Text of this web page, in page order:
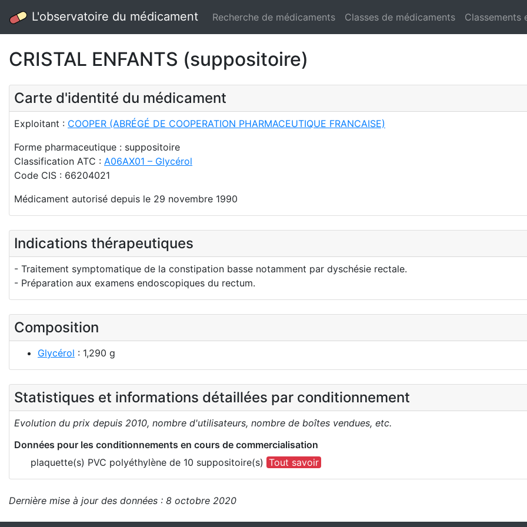
L'observatoire du médicament Recherche de médicaments Classes de médicaments Classements
CRISTAL ENFANTS (suppositoire)
Carte d'identité du médicament
Exploitant : COOPER (ABRÉGÉ DE COOPERATION PHARMACEUTIQUE FRANCAISE)
Forme pharmaceutique : suppositoire
Classification ATC : A06AX01 – Glycérol
Code CIS : 66204021
Médicament autorisé depuis le 29 novembre 1990
Indications thérapeutiques
- Traitement symptomatique de la constipation basse notamment par dyschésie rectale.
- Préparation aux examens endoscopiques du rectum.
Composition
Glycérol : 1,290 g
Statistiques et informations détaillées par conditionnement
Evolution du prix depuis 2010, nombre d'utilisateurs, nombre de boîtes vendues, etc.
Données pour les conditionnements en cours de commercialisation
plaquette(s) PVC polyéthylène de 10 suppositoire(s) Tout savoir
Dernière mise à jour des données : 8 octobre 2020